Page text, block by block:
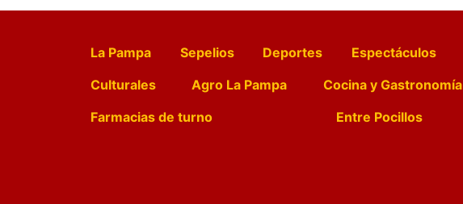
La Pampa Sepelios Deportes Espectáculos
Culturales
Agro La Pampa Cocina y Gastronomía
Farmacias de turno
Entre Pocillos